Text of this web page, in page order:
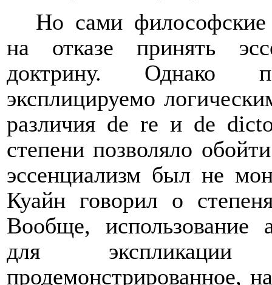
Но сами философские
на отказе принять
доктрину. Однако
эксплицируемо
различия de re и de
степени позволяло
эссенциализм был не
Куайн говорил о
Вообще, использование
для экспликации
продемонстрированное,